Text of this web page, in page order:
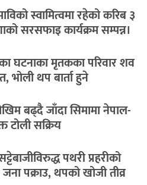
स्वामित्वमा रहेको करिब ३
सरसफाइ कार्यक्रम सम्पन्न।
घटनाका मृतकका परिवार शव
भोली थप बार्ता हुने
बढ्दै जाँदा सिमामा नेपाल-
टोली सक्रिय
पथरी प्रहरीको
पक्राउ, थपको खोजी तीव्र